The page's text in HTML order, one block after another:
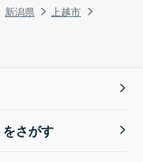
新潟県
上越市
さがす